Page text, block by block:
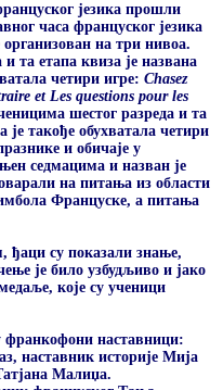
језика прошли
часа француског језика
на три нивоа.
та етапа квиза је названа
четири игре: Chasez
et Les questions pour les
шестог разреда и та
такође обухватала четири
и обичаје у
седмацима и назван је
на питања из области
Француске, а питања
ђаци су показали знање,
је било узбудљиво и јако
које су ученици
франкофони наставници:
наставник историје Мија
Малиџа.